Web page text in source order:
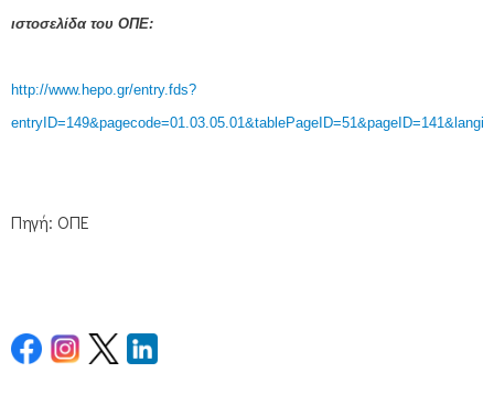
ιστοσελίδα του ΟΠΕ:
http://www.hepo.gr/entry.fds?
Πηγή: ΟΠΕ